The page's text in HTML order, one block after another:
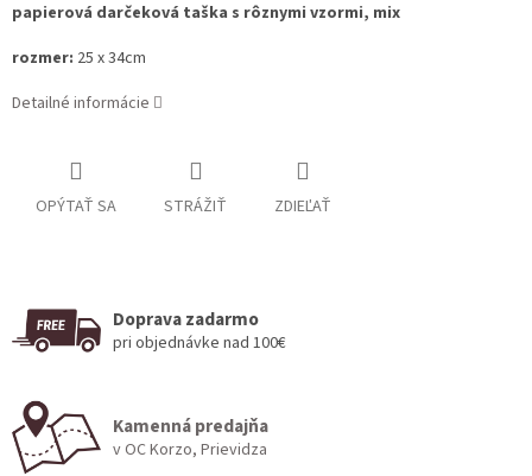
papierová darčeková taška s rôznymi vzormi, mix
rozmer: 25 x 34cm
Detailné informácie
OPÝTAŤ SA STRÁŽIŤ ZDIEĽAŤ
Doprava zadarmo
pri objednávke nad 100€
Kamenná predajňa
v OC Korzo, Prievidza